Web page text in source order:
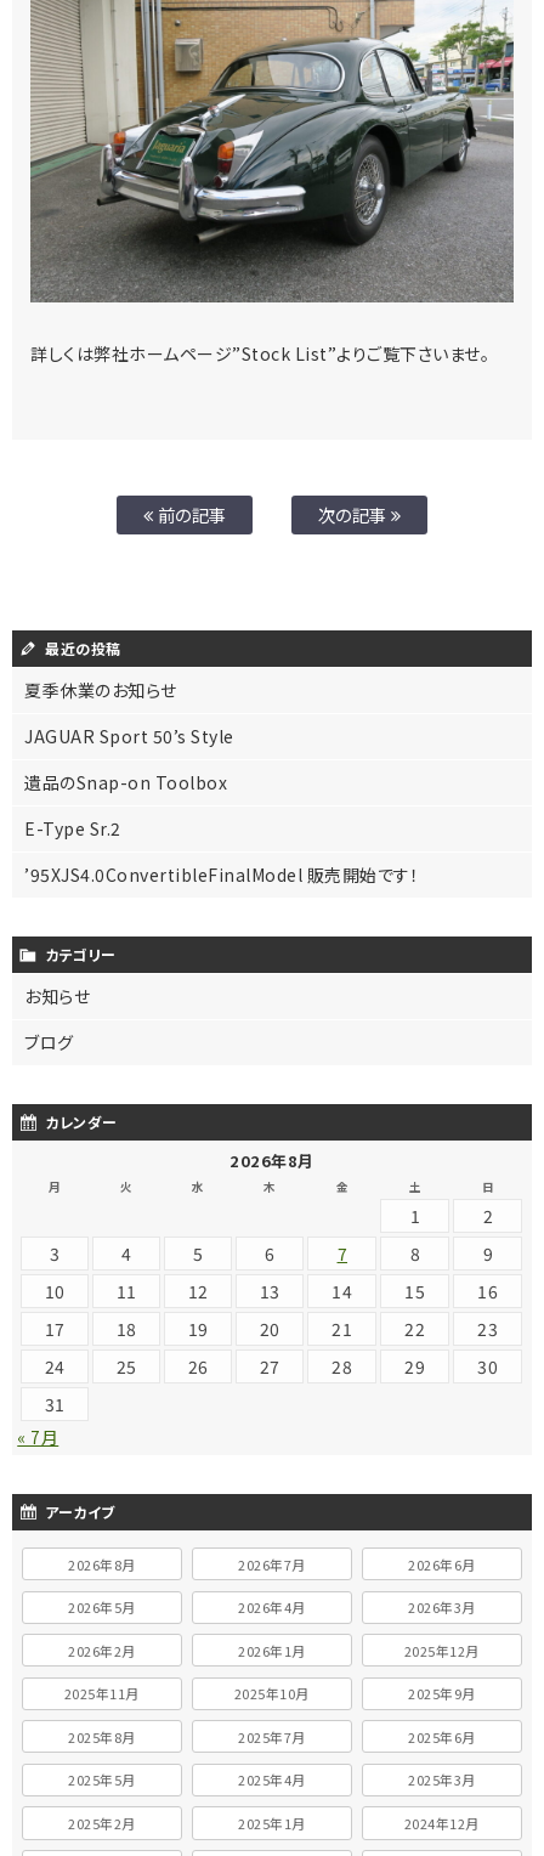
詳しくは弊社ホームページ”Stock List”よりご覧下さいませ。
前の記事 次の記事
最近の投稿
夏季休業のお知らせ
JAGUAR Sport 50’s Style
遺品のSnap-on Toolbox
E-Type Sr.2
’95XJS4.0ConvertibleFinalModel 販売開始です！
カテゴリー
お知らせ
ブログ
カレンダー
2026年8月
月 火 水 木 金 土 日
1
2
3
4 5 6 7 8
9
10
11 12 13 14 15
16
17
18 19 20 21 22
23
24
25 26 27 28 29
30
31
« 7月
アーカイブ
2026年8月 2026年7月 2026年6月
2026年5月 2026年4月 2026年3月
2026年2月 2026年1月 2025年12月
2025年11月 2025年10月 2025年9月
2025年8月 2025年7月 2025年6月
2025年5月 2025年4月 2025年3月
2025年2月 2025年1月 2024年12月